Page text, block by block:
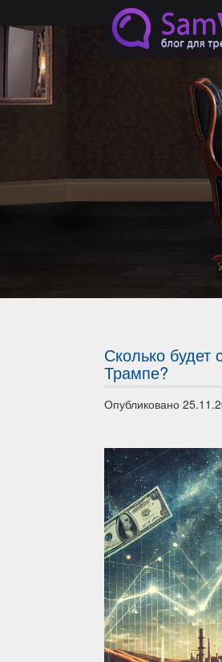
Перейти к основному содержанию
Сколько будет
Трампе?
Опубликовано